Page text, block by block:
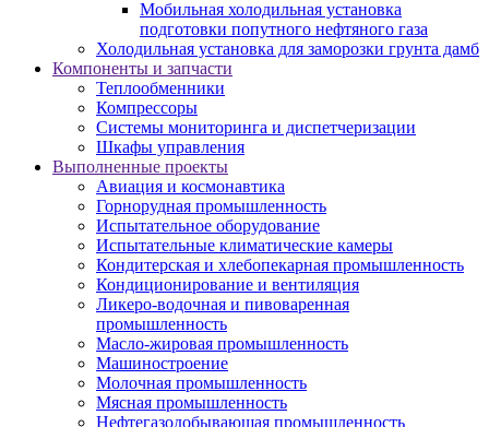
Мобильная холодильная установка
подготовки попутного нефтяного газа
Холодильная установка для заморозки грунта дамб
Компоненты и запчасти
Теплообменники
Компрессоры
Системы мониторинга и диспетчеризации
Шкафы управления
Выполненные проекты
Авиация и космонавтика
Горнорудная промышленность
Испытательное оборудование
Испытательные климатические камеры
Кондитерская и хлебопекарная промышленность
Кондиционирование и вентиляция
Ликеро-водочная и пивоваренная
промышленность
Масло-жировая промышленность
Машиностроение
Молочная промышленность
Мясная промышленность
Нефтегазодобывающая промышленность